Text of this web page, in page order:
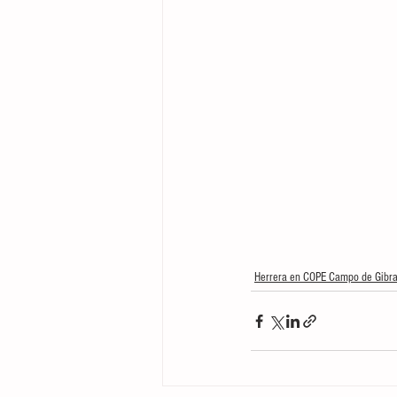
Herrera en COPE Campo de